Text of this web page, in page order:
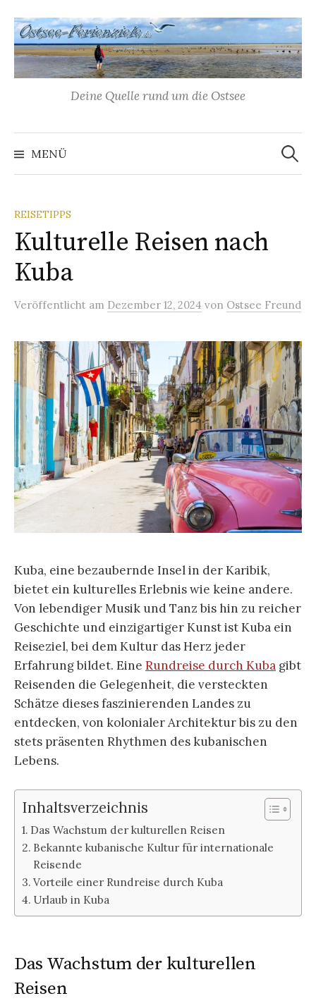
zum
Inhalt
Deine Quelle rund um die Ostsee
MENÜ
Suchen
nach:
REISETIPPS
Kulturelle Reisen nach
Kuba
Veröffentlicht am Dezember 12, 2024 von Ostsee Freund
Kuba, eine bezaubernde Insel in der Karibik,
bietet ein kulturelles Erlebnis wie keine andere.
Von lebendiger Musik und Tanz bis hin zu reicher
Geschichte und einzigartiger Kunst ist Kuba ein
Reiseziel, bei dem Kultur das Herz jeder
Erfahrung bildet. Eine Rundreise durch Kuba gibt
Reisenden die Gelegenheit, die versteckten
Schätze dieses faszinierenden Landes zu
entdecken, von kolonialer Architektur bis zu den
stets präsenten Rhythmen des kubanischen
Lebens.
Inhaltsverzeichnis
Das Wachstum der kulturellen Reisen
Bekannte kubanische Kultur für internationale
Reisende
Vorteile einer Rundreise durch Kuba
Urlaub in Kuba
Das Wachstum der kulturellen
Reisen